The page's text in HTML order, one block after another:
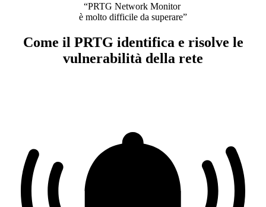
“PRTG Network Monitor
è molto difficile da superare”
Come il PRTG identifica e risolve le
vulnerabilità della rete